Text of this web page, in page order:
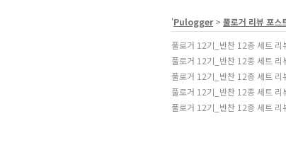
'Pulogger> 풀로거 리뷰 포스
풀로거 12기_반찬 12종 세트
풀로거 12기_반찬 12종 세트
풀로거 12기_반찬 12종 세트 리
풀로거 12기_반찬 12종 세트 리
풀로거 12기_반찬 12종 세트 리